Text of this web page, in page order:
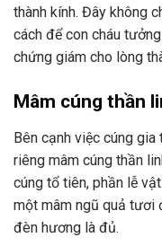
thành kính. Đây không
cách để con cháu
chứng giám cho lòng
Mâm cúng thần
Bên cạnh việc cúng gia
riêng mâm cúng thần
cúng tổ tiên, phần lễ
một mâm ngũ quả tươi
đèn hương là đủ.